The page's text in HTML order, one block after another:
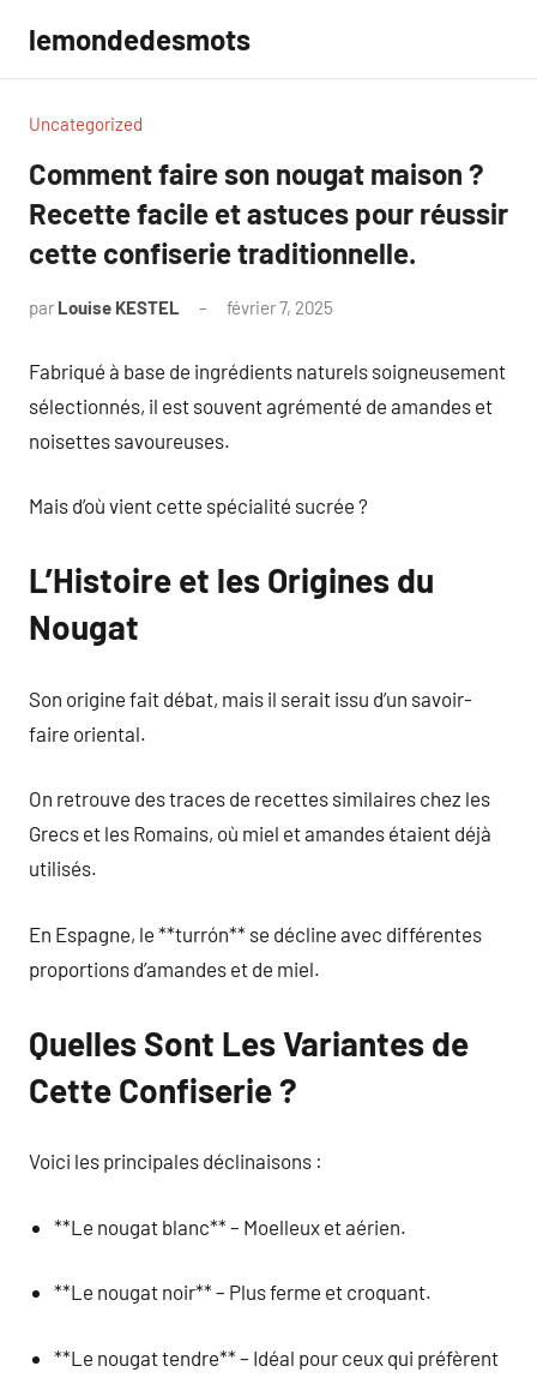
contenu
lemondedesmots
Uncategorized
Comment faire son nougat maison ?
Recette facile et astuces pour réussir
cette confiserie traditionnelle.
par Louise KESTEL février 7, 2025
Fabriqué à base de ingrédients naturels soigneusement
sélectionnés, il est souvent agrémenté de amandes et
noisettes savoureuses.
Mais d’où vient cette spécialité sucrée ?
L’Histoire et les Origines du
Nougat
Son origine fait débat, mais il serait issu d’un savoir-
faire oriental.
On retrouve des traces de recettes similaires chez les
Grecs et les Romains, où miel et amandes étaient déjà
utilisés.
En Espagne, le **turrón** se décline avec différentes
proportions d’amandes et de miel.
Quelles Sont Les Variantes de
Cette Confiserie ?
Voici les principales déclinaisons :
**Le nougat blanc** – Moelleux et aérien.
**Le nougat noir** – Plus ferme et croquant.
**Le nougat tendre** – Idéal pour ceux qui préfèrent